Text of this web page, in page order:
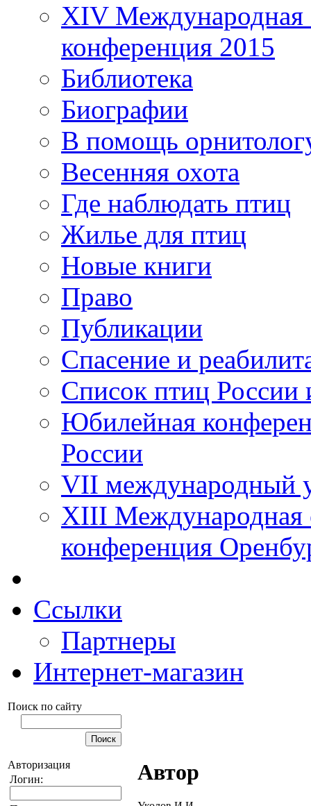
XIV Международная
конференция 2015
Библиотека
Биографии
В помощь
Весенняя охота
Где наблюдать птиц
Жилье для птиц
Новые книги
Право
Публикации
Спасение и
Список птиц России
Юбилейная
России
VII международный
XIII Международная
конференция
Ссылки
Партнеры
Интернет-магазин
Поиск по сайту
Авторизация
Логин:
Автор